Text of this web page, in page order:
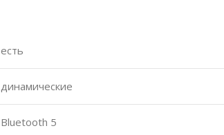
есть
динамические
Bluetooth 5